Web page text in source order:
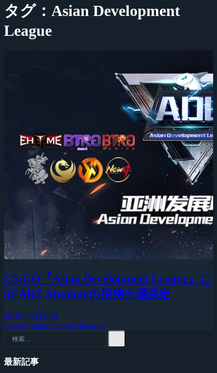
タグ：Asian Development
League
CS:GO『Asian Development League』に
SCARZ Absoluteの招待出場決定
2018年10月10日
Counter-Strike: Global Offensive
最新記事